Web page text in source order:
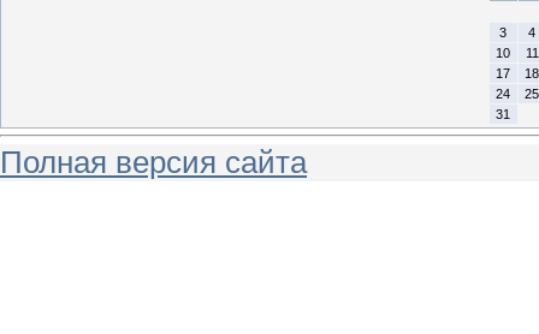
3
4
10
11
17
18
24
25
31
Полная версия сайта